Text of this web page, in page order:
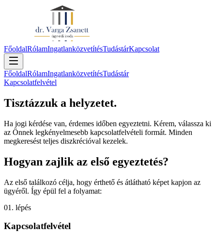
FőoldalRólamIngatlanközvetítésTudástárKapcsolat
FőoldalRólamIngatlanközvetítésTudástár
Kapcsolatfelvétel
Tisztázzuk a helyzetet.
Ha jogi kérdése van, érdemes időben egyeztetni. Kérem, válassza ki
az Önnek legkényelmesebb kapcsolatfelvételi formát. Minden
megkeresést teljes diszkrécióval kezelek.
Hogyan zajlik az első egyeztetés?
Az első találkozó célja, hogy érthető és átlátható képet kapjon az
ügyéről. Így épül fel a folyamat:
01. lépés
Kapcsolatfelvétel